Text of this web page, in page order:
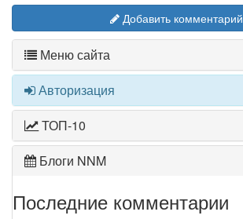
Добавить комментарий
Меню сайта
Авторизация
ТОП-10
Блоги NNM
Последние комментарии